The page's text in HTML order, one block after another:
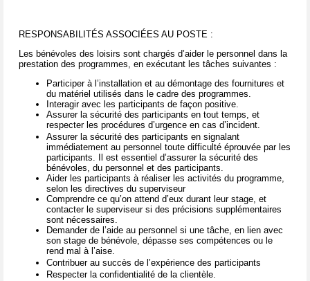
RESPONSABILITÉS ASSOCIÉES AU POSTE :
Les bénévoles des loisirs sont chargés d’aider le personnel dans la
prestation des programmes, en exécutant les tâches suivantes :
Participer à l’installation et au démontage des fournitures et
du matériel utilisés dans le cadre des programmes.
Interagir avec les participants de façon positive.
Assurer la sécurité des participants en tout temps, et
respecter les procédures d’urgence en cas d’incident.
Assurer la sécurité des participants en signalant
immédiatement au personnel toute difficulté éprouvée par les
participants. Il est essentiel d’assurer la sécurité des
bénévoles, du personnel et des participants.
Aider les participants à réaliser les activités du programme,
selon les directives du superviseur
Comprendre ce qu’on attend d’eux durant leur stage, et
contacter le superviseur si des précisions supplémentaires
sont nécessaires.
Demander de l’aide au personnel si une tâche, en lien avec
son stage de bénévole, dépasse ses compétences ou le
rend mal à l’aise.
Contribuer au succès de l’expérience des participants
Respecter la confidentialité de la clientèle.